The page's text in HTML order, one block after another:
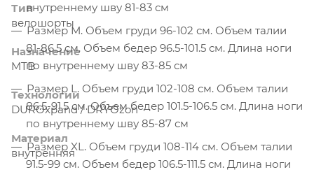
внутреннему шву 81-83 см
Размер М. Объем груди 96-102 см. Объем талии
81-86.5 см. Объем бедер 96.5-101.5 см. Длина ноги
по внутреннему шву 83-85 см
Размер L. Объем груди 102-108 см. Объем талии
86.5-91.5 см. Объем бедер 101.5-106.5 см. Длина ноги
по внутреннему шву 85-87 см
Размер XL. Объем груди 108-114 см. Объем талии
91.5-99 см. Объем бедер 106.5-111.5 см. Длина ноги
Тип
велошорты
Назначение
MTB
Технологии
DUROxpand / DRYOzon
Материал
внутренняя